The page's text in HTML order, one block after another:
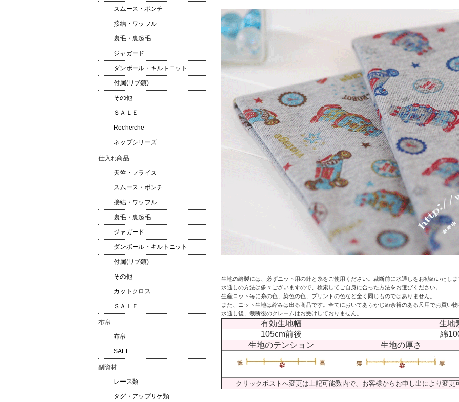
生地の縫製には、必ずニット用の針と糸をご使用ください。裁断前に水通しをお勧めいたしま
水通しの方法は多々ございますので、検索してご自身に合った方法をお選びください。
生産ロット毎に糸の色、染色の色、プリントの色など全く同じものではありません。
また、ニット生地は縮みは出る商品です。全てにおいてあらかじめ余裕のある尺用でお買い
水通し後、裁断後のクレームはお受けしておりません。
有効生地幅
生地
105cm前後
綿
生地のテンション
生地の厚さ
クリックポストへ変更は上記可能数内で、お客様からお申し出により変
スムース・ポンチ
接結・ワッフル
裏毛・裏起毛
ジャガード
ダンボール・キルトニット
付属(リブ類)
その他
ＳＡＬＥ
Recherche
ネップシリーズ
仕入れ商品
天竺・フライス
スムース・ポンチ
接結・ワッフル
裏毛・裏起毛
ジャガード
ダンボール・キルトニット
付属(リブ類)
その他
カットクロス
ＳＡＬＥ
布帛
布帛
SALE
副資材
レース類
タグ・アップリケ類